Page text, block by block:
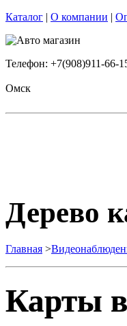
Каталог | О компании |
Телефон: +7(908)911-66-
Омск
Дерево
Главная >
Карты